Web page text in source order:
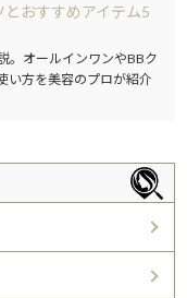
おすすめアイテム5
。オールインワンやBBク
い方を美容のプロが紹介